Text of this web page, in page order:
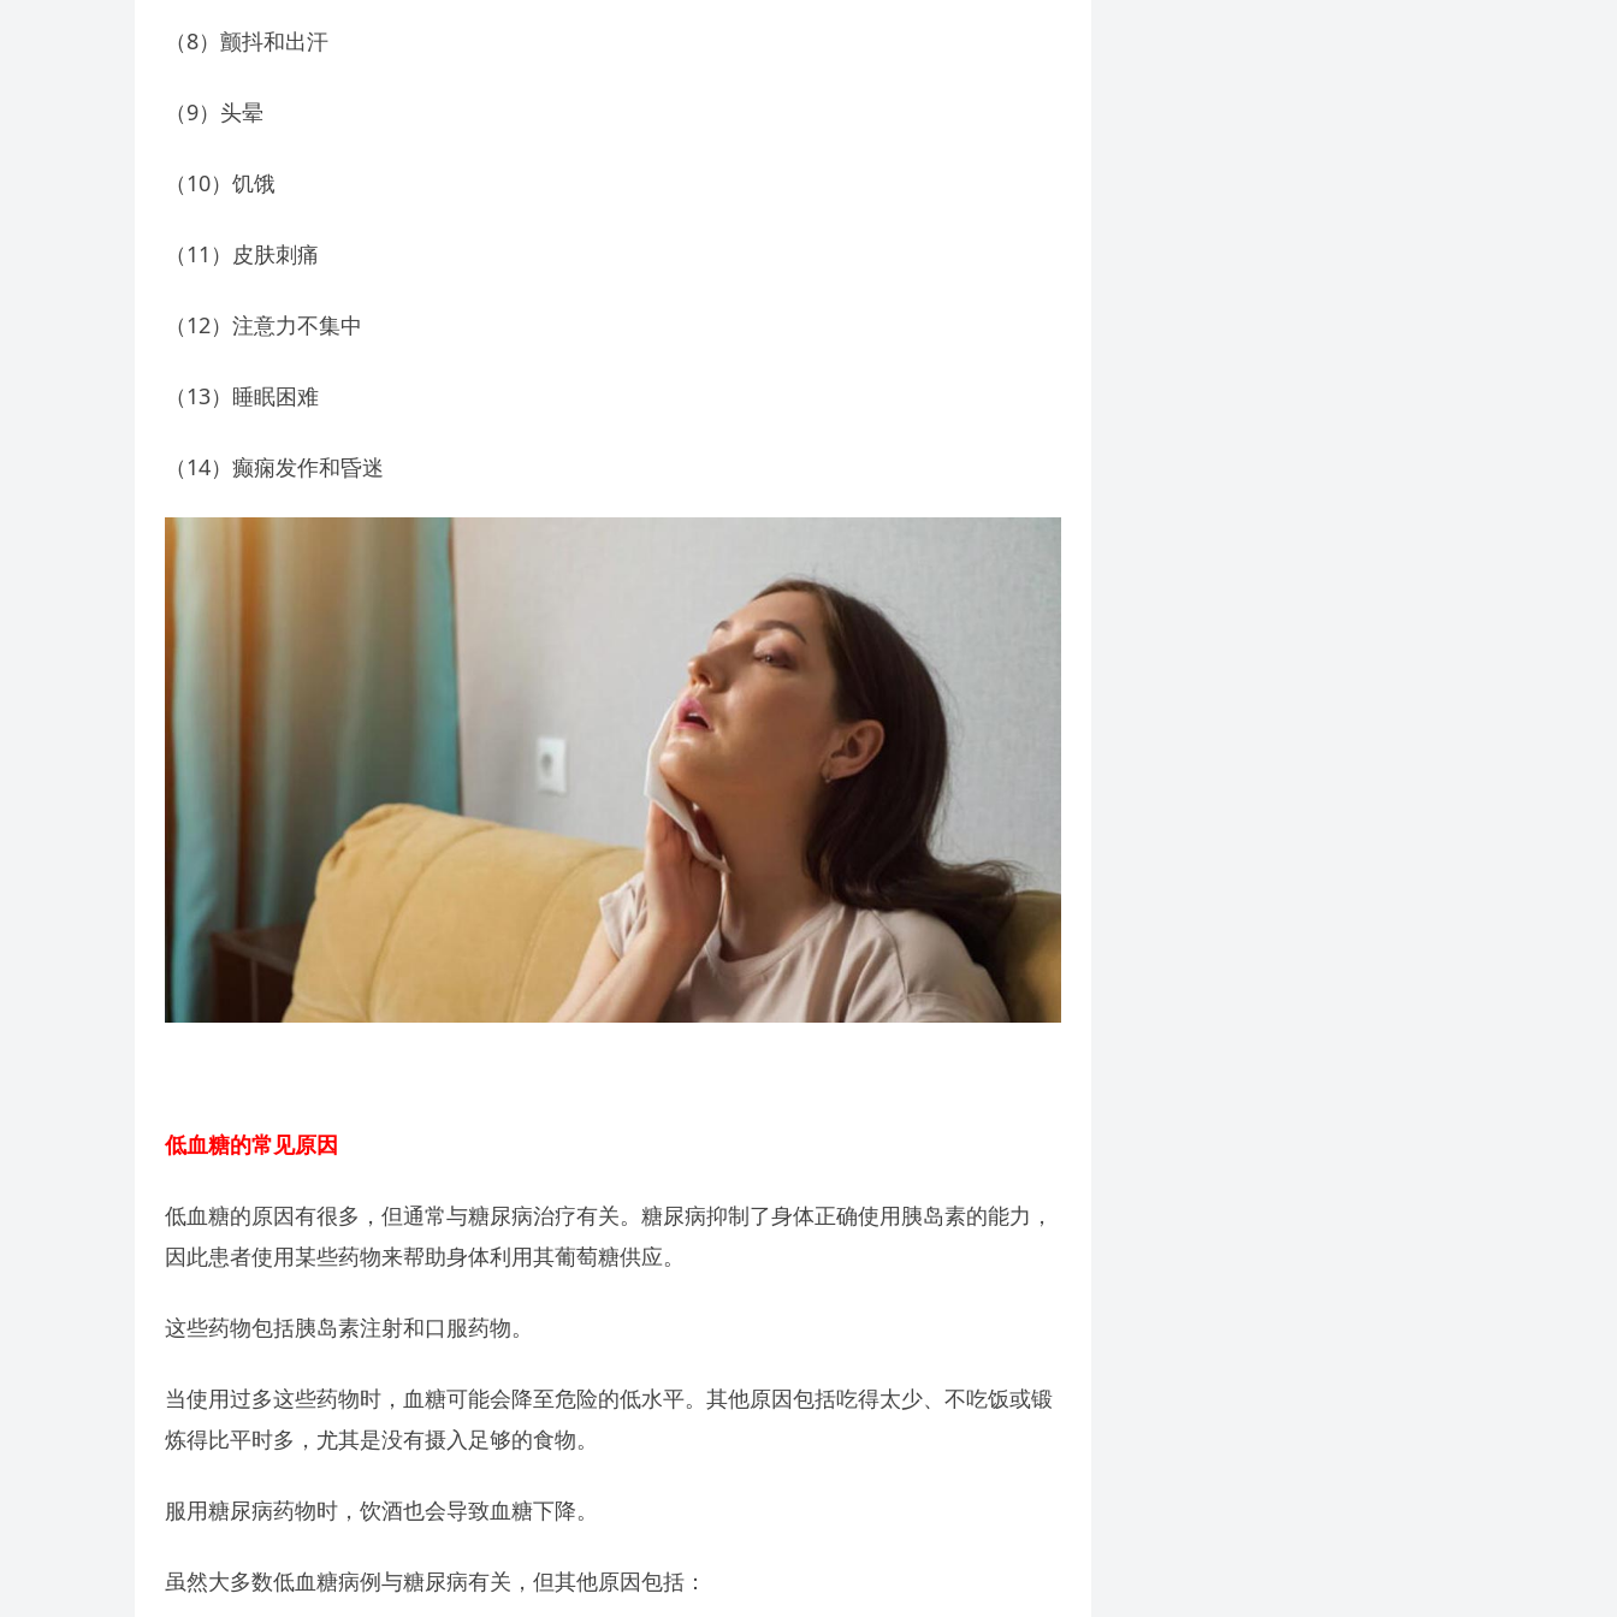
（8）颤抖和出汗
（9）头晕
（10）饥饿
（11）皮肤刺痛
（12）注意力不集中
（13）睡眠困难
（14）癫痫发作和昏迷
低血糖的常见原因
低血糖的原因有很多，但通常与糖尿病治疗有关。糖尿病抑制了身体正确使用胰岛素的能力，
因此患者使用某些药物来帮助身体利用其葡萄糖供应。
这些药物包括胰岛素注射和口服药物。
当使用过多这些药物时，血糖可能会降至危险的低水平。其他原因包括吃得太少、不吃饭或锻
炼得比平时多，尤其是没有摄入足够的食物。
服用糖尿病药物时，饮酒也会导致血糖下降。
虽然大多数低血糖病例与糖尿病有关，但其他原因包括：